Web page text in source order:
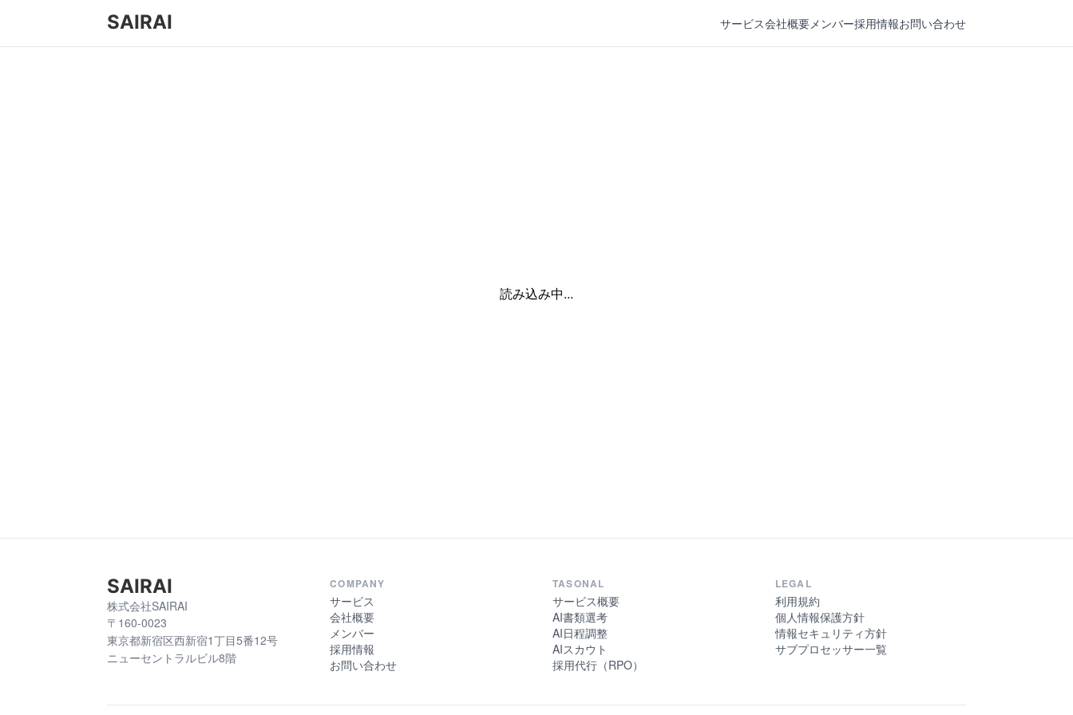
SAIRAI サービス会社概要メンバー採用情報お問い合わせ
読み込み中...
SAIRAI
株式会社SAIRAI
〒160-0023
東京都新宿区西新宿1丁目5番12号
ニューセントラルビル8階
COMPANY
サービス
会社概要
メンバー
採用情報
お問い合わせ
TASONAL
サービス概要
AI書類選考
AI日程調整
AIスカウト
採用代行（RPO）
LEGAL
利用規約
個人情報保護方針
情報セキュリティ方針
サブプロセッサー一覧